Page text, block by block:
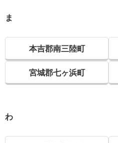
ま
本吉郡南三陸町
宮城郡七ヶ浜町
わ